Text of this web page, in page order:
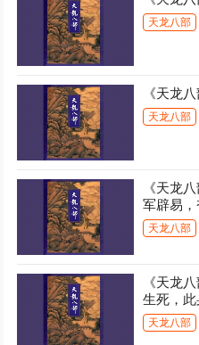
天龙八部
《天龙
天龙八部
《天龙
军辟易
天龙八部
《天龙
生死，
天龙八部